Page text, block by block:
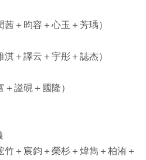
茜＋昀容＋心玉＋芳瑀）
淇＋譯云＋宇彤＋誌杰）
謚硯＋國隆）
＋宸鈞＋榮杉＋煒雋＋柏洧＋